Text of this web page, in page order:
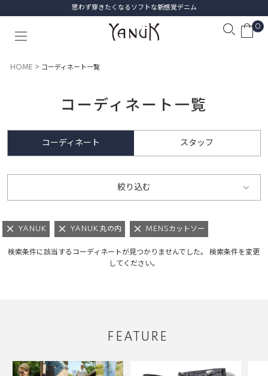
思わず穿きたくなるソフトな新感覚デニム
0
HOME コーディネート一覧
コーディネート一覧
コーディネート スタッフ
絞り込む
YANUK YANUK 丸の内 MENSカットソー
検索条件に該当するコーディネートが見つかりませんでした。 検索条件を変更
してください。
FEATURE